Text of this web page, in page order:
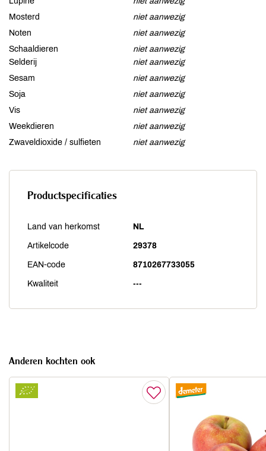
Mosterd
niet aanwezig
Noten
niet aanwezig
Schaaldieren
niet aanwezig
Selderij
niet aanwezig
Sesam
niet aanwezig
Soja
niet aanwezig
Vis
niet aanwezig
Weekdieren
niet aanwezig
Zwaveldioxide / sulfieten
niet aanwezig
Productspecificaties
Land van herkomst NL
Artikelcode 29378
EAN-code 8710267733055
Kwaliteit ---
Anderen kochten ook